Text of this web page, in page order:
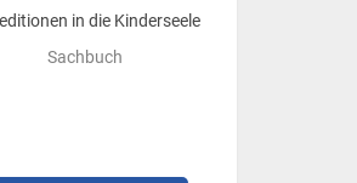
in die Kinderseele
Sachbuch